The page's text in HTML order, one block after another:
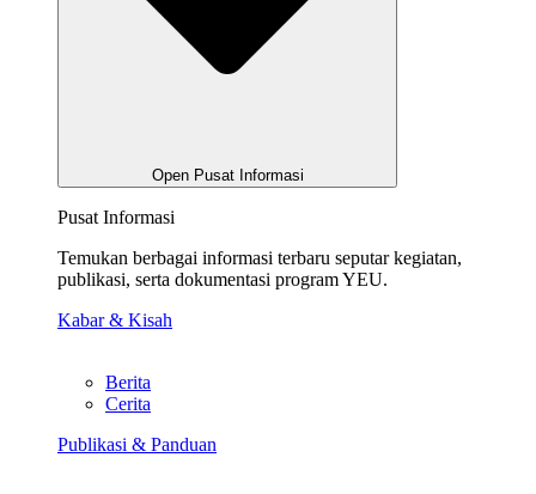
Open Pusat Informasi
Pusat Informasi
Temukan berbagai informasi terbaru seputar kegiatan,
publikasi, serta dokumentasi program YEU.
Kabar & Kisah
Berita
Cerita
Publikasi & Panduan